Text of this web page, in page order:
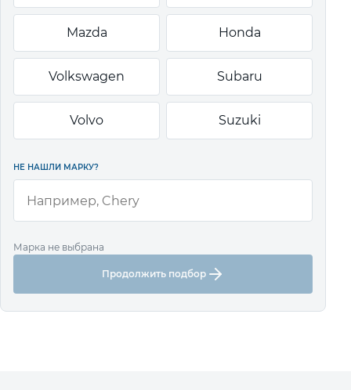
Mazda Honda
Volkswagen Subaru
Volvo Suzuki
НЕ НАШЛИ МАРКУ?
Марка не выбрана
Продолжить подбор